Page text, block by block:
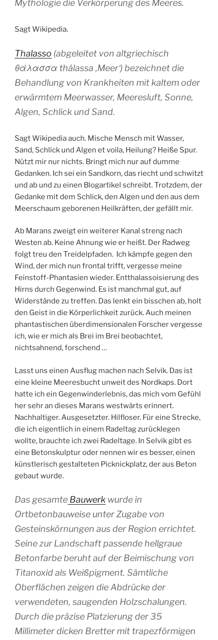
Mythologie die Verkörperung des Meeres.
Sagt Wikipedia.
Thalasso (abgeleitet von altgriechisch
θάλασσα thálassa ‚Meer‘) bezeichnet die
Behandlung von Krankheiten mit kaltem oder
erwärmtem Meerwasser, Meeresluft, Sonne,
Algen, Schlick und Sand.
Sagt Wikipedia auch. Mische Mensch mit Wasser,
Sand, Schlick und Algen et voila, Heilung? Heiße Spur.
Nützt mir nur nichts. Bringt mich nur auf dumme
Gedanken. Ich sei ein Sandkorn, das riecht und schwitzt
und ab und zu einen Blogartikel schreibt. Trotzdem, der
Gedanke mit dem Schlick, den Algen und den aus dem
Meerschaum geborenen Heilkräften, der gefällt mir.
Ab Marans zweigt ein weiterer Kanal streng nach
Westen ab. Keine Ahnung wie er heißt. Der Radweg
folgt treu den Treidelpfaden. Ich kämpfe gegen den
Wind, der mich nun frontal trifft, vergesse meine
Feinstoff-Phantasien wieder. Entthalassoisierung des
Hirns durch Gegenwind. Es ist manchmal gut, auf
Widerstände zu treffen. Das lenkt ein bisschen ab, holt
den Geist in die Körperlichkeit zurück. Auch meinen
phantastischen überdimensionalen Forscher vergesse
ich, wie er mich als Brei im Brei beobachtet,
nichtsahnend, forschend …
Lasst uns einen Ausflug machen nach Selvik. Das ist
eine kleine Meeresbucht unweit des Nordkaps. Dort
hatte ich ein Gegenwinderlebnis, das mich vom Gefühl
her sehr an dieses Marans westwärts erinnert.
Nachhaltiger. Ausgesetzter. Hilfloser. Für eine Strecke,
die ich eigentlich in einem Radeltag zurücklegen
wollte, brauchte ich zwei Radeltage. In Selvik gibt es
eine Betonskulptur oder nennen wir es besser, einen
künstlerisch gestalteten Picknickplatz, der aus Beton
gebaut wurde.
Das gesamte Bauwerk wurde in
Ortbetonbauweise unter Zugabe von
Gesteinskörnungen aus der Region errichtet.
Seine zur Landschaft passende hellgraue
Betonfarbe beruht auf der Beimischung von
Titanoxid als Weißpigment. Sämtliche
Oberflächen zeigen die Abdrücke der
verwendeten, saugenden Holzschalungen.
Durch die präzise Platzierung der 35
Millimeter dicken Bretter mit trapezförmigen